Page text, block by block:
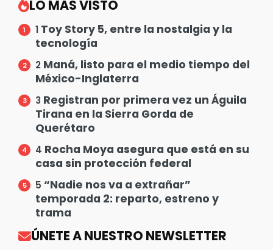
LO MÁS VISTO
1 Toy Story 5, entre la nostalgia y la
tecnología
2 Maná, listo para el medio tiempo del
México-Inglaterra
3 Registran por primera vez un Águila
Tirana en la Sierra Gorda de
Querétaro
4 Rocha Moya asegura que está en su
casa sin protección federal
5 “Nadie nos va a extrañar”
temporada 2: reparto, estreno y
trama
ÚNETE A NUESTRO NEWSLETTER